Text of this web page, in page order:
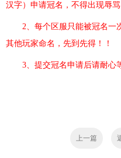
汉字）申请冠名，不得出现辱
2、每个区服只能被冠名一
其他玩家命名，先到先得！！
3、提交冠名申请后请耐心
上一篇